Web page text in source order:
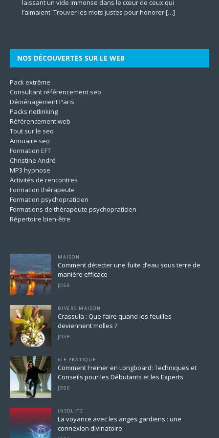
laissant un vide immense dans le cœur de ceux qui
l’aimaient. Trouver les mots justes pour honorer[…]
pour comprendre et traiter les troubles de la santé
mentale à travers le prisme des dimensions culturelles.
[…]
un chemin passionnant qui offre la possibilité
d’accompagner autrui vers une meilleure version de soi-
entreprises cherchent avant tout à rendre leurs efforts
marketing plus incisifs pour faire grandir leur business en
un champ d’étude passionnant qui nous invite à explorer
les différentes dimensions de l’être. En mettant l’accent sur
une importance capitale tant pour la sécurité que pour la
qualité des aliments. Il contribue à la protection[…]
représentant la[…]
NOS DÉCOUVERTES SUR LE WEB
Pack extrême
Consultant référencement seo
Déménagement Paris
Packs netlinking
Référencement web
Tout sur le seo
Annuaire seo
Formation EFT
Christine André
MP3 hypnose
Activités de rencontres
Formation thérapeute
Formation psychopraticien
Formations de thérapeute psychopraticien
Répertoire bien-être
MAISON
Comment détecter une fuite d’eau sous terre de
manière efficace
jose
DIVERS MAISON
Crassula : Que faire quand les feuilles
deviennent molles ?
jose
VIE PRATIQUE
Comment Freiner en Longboard: Techniques et
Conseils pour les Débutants et les Experts
jose
INSOLITE
La voyance avec les anges gardiens : une
connexion divinatoire